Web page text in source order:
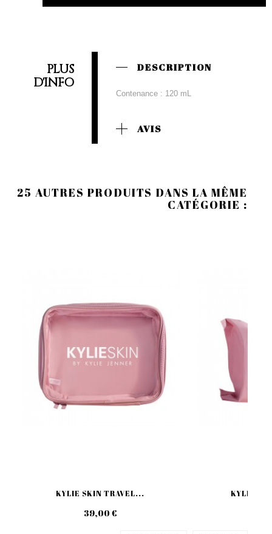
PLUS
D'INFO
DESCRIPTION
Contenance : 120 mL
AVIS
25 AUTRES PRODUITS DANS LA MÊME
CATÉGORIE :
KYLIE SKIN TRAVEL...
39,00 €
KYLIE